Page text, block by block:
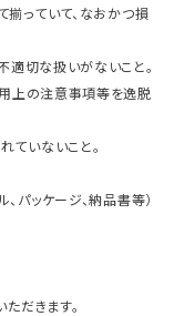
揃っていて、なおかつ損
適切な扱いがないこと。
上の注意事項等を逸脱
ていないこと。
パッケージ、納品書等）
だきます。